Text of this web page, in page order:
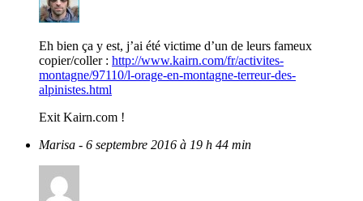
Eh bien ça y est, j’ai été victime d’un de leurs fameux
copier/coller : http://www.kairn.com/fr/activites-
montagne/97110/l-orage-en-montagne-terreur-des-
alpinistes.html
Exit Kairn.com !
Marisa - 6 septembre 2016 à 19 h 44 min